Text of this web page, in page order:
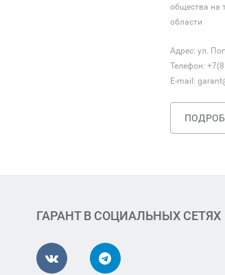
общества на
области
Адрес: ул.
Телефон:
E-mail:
ГАРАНТ В СОЦИАЛЬНЫХ СЕТЯХ